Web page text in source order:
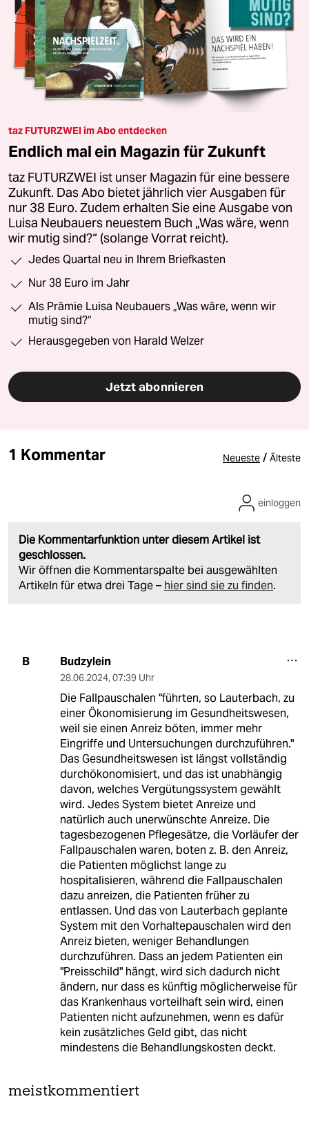
taz FUTURZWEI im Abo entdecken
Endlich mal ein Magazin für Zukunft
taz FUTURZWEI ist unser Magazin für eine bessere
Zukunft. Das Abo bietet jährlich vier Ausgaben für
nur 38 Euro. Zudem erhalten Sie eine Ausgabe von
Luisa Neubauers neuestem Buch „Was wäre, wenn
wir mutig sind?“ (solange Vorrat reicht).
Jedes Quartal neu in Ihrem Briefkasten
Nur 38 Euro im Jahr
Als Prämie Luisa Neubauers „Was wäre, wenn wir
mutig sind?“
Herausgegeben von Harald Welzer
Jetzt abonnieren
1 Kommentar Neueste / Älteste
Die Kommentarfunktion unter diesem Artikel ist
geschlossen.
Wir öffnen die Kommentarspalte bei ausgewählten
Artikeln für etwa drei Tage – hier sind sie zu finden.
einloggen
B Budzylein
28.06.2024, 07:39 Uhr
Die Fallpauschalen "führten, so Lauterbach, zu
einer Ökonomisierung im Gesundheitswesen,
weil sie einen Anreiz böten, immer mehr
Eingriffe und Untersuchungen durchzuführen."
Das Gesundheitswesen ist längst vollständig
durchökonomisiert, und das ist unabhängig
davon, welches Vergütungssystem gewählt
wird. Jedes System bietet Anreize und
natürlich auch unerwünschte Anreize. Die
tagesbezogenen Pflegesätze, die Vorläufer der
Fallpauschalen waren, boten z. B. den Anreiz,
die Patienten möglichst lange zu
hospitalisieren, während die Fallpauschalen
dazu anreizen, die Patienten früher zu
entlassen. Und das von Lauterbach geplante
System mit den Vorhaltepauschalen wird den
Anreiz bieten, weniger Behandlungen
durchzuführen. Dass an jedem Patienten ein
"Preisschild" hängt, wird sich dadurch nicht
ändern, nur dass es künftig möglicherweise für
das Krankenhaus vorteilhaft sein wird, einen
Patienten nicht aufzunehmen, wenn es dafür
kein zusätzliches Geld gibt, das nicht
mindestens die Behandlungskosten deckt.
meistkommentiert